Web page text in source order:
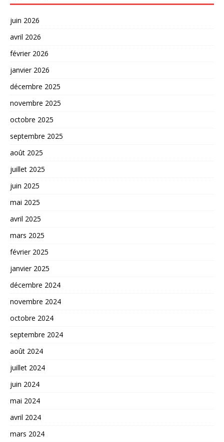
juin 2026
avril 2026
février 2026
janvier 2026
décembre 2025
novembre 2025
octobre 2025
septembre 2025
août 2025
juillet 2025
juin 2025
mai 2025
avril 2025
mars 2025
février 2025
janvier 2025
décembre 2024
novembre 2024
octobre 2024
septembre 2024
août 2024
juillet 2024
juin 2024
mai 2024
avril 2024
mars 2024